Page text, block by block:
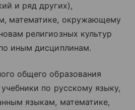
и ряд других),
математике, окружающему
религиозных культур
иным дисциплинам.
общего образования
по русскому языку,
языкам, математике,